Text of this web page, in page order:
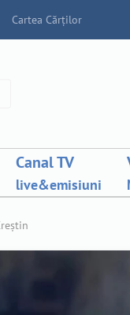
Cartea Cărților
Canal TV
live&emisiuni